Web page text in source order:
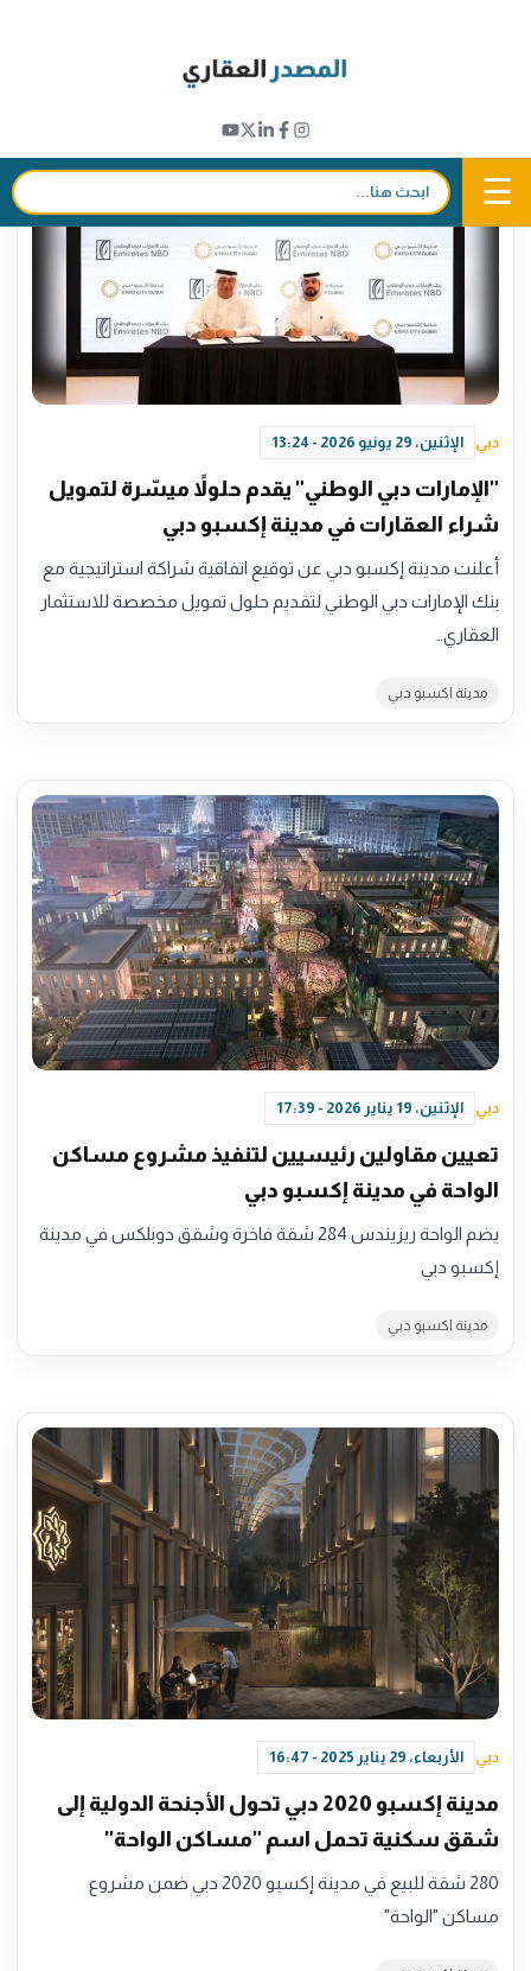
☰ بحث:
دبي الإثنين، 29 يونيو 2026 - 13:24
"الإمارات دبي الوطني" يقدم حلولاً ميسّرة لتمويل
شراء العقارات في مدينة إكسبو دبي
أعلنت مدينة إكسبو دبي عن توقيع اتفاقية شراكة استراتيجية مع
بنك الإمارات دبي الوطني لتقديم حلول تمويل مخصصة للاستثمار
العقاري…
مدينة اكسبو دبي
دبي الإثنين، 19 يناير 2026 - 17:39
تعيين مقاولين رئيسيين لتنفيذ مشروع مساكن
الواحة في مدينة إكسبو دبي
يضم الواحة ريزيندس 284 شقة فاخرة وشقق دوبلكس في مدينة
إكسبو دبي
مدينة اكسبو دبي
دبي الأربعاء، 29 يناير 2025 - 16:47
مدينة إكسبو 2020 دبي تحول الأجنحة الدولية إلى
شقق سكنية تحمل اسم "مساكن الواحة"
280 شقة للبيع في مدينة إكسبو 2020 دبي ضمن مشروع
مساكن "الواحة"